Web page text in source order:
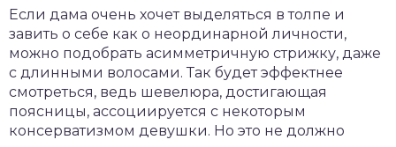
Если дама очень хочет выделяться в толпе и
завить о себе как о неординарной личности,
можно подобрать асимметричную стрижку, даже
с длинными волосами. Так будет эффектнее
смотреться, ведь шевелюра, достигающая
поясницы, ассоциируется с некоторым
консерватизмом девушки. Но это не должно